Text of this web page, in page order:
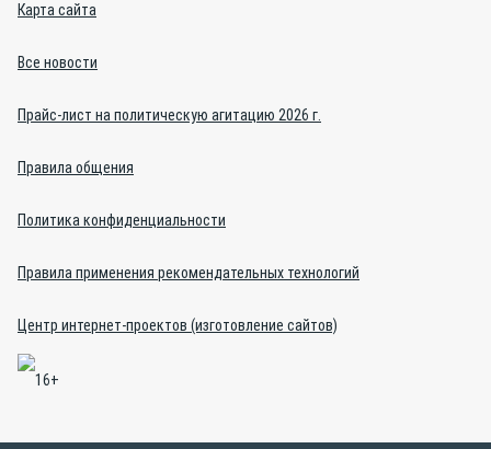
Карта сайта
Все новости
Прайс-лист на политическую агитацию 2026 г.
Правила общения
Политика конфиденциальности
Правила применения рекомендательных технологий
Центр интернет-проектов (изготовление сайтов)